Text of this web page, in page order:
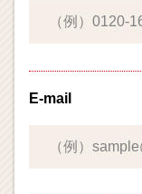
E-mail